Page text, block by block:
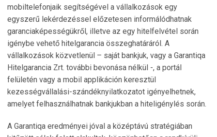
mobiltelefonjaik segítségével a vállalkozások egy
egyszerű lekérdezéssel előzetesen informálódhatnak
garanciaképességükről, illetve az egy hitelfelvétel során
igénybe vehető hitelgarancia összeghatáráról. A
vállalkozások közvetlenül – saját bankjuk, vagy a Garantiqa
Hitelgarancia Zrt. további bevonása nélkül -, a portál
felületén vagy a mobil applikáción keresztül
kezességvállalási-szándéknyilatkozatot igényelhetnek,
amelyet felhasználhatnak bankjukban a hiteligénylés során.
A Garantiqa eredményei jóval a középtávú stratégiában